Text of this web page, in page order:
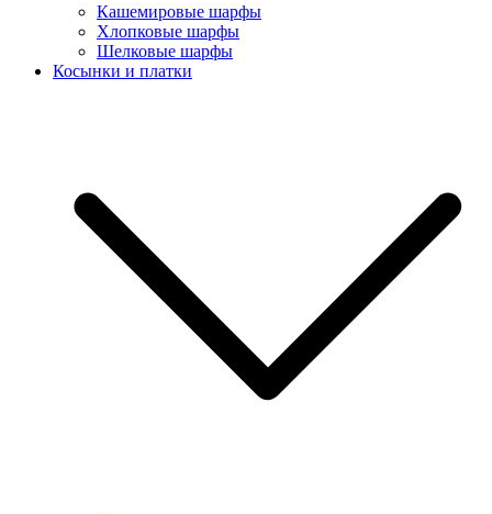
Кашемировые шарфы
Хлопковые шарфы
Шелковые шарфы
Косынки и платки